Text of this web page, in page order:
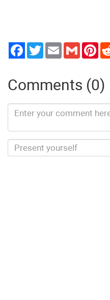
TwitterEmail Gmail
Comments (0)